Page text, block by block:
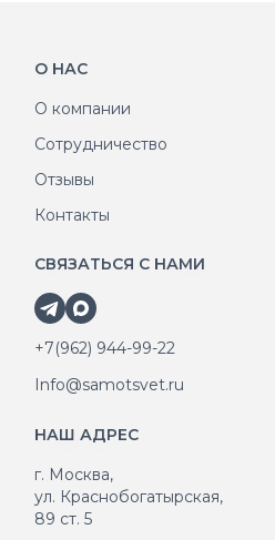
О НАС
О компании
Сотрудничество
Отзывы
Контакты
СВЯЗАТЬСЯ С НАМИ
+7(962) 944-99-22
Info@samotsvet.ru
НАШ АДРЕС
г. Москва,
ул. Краснобогатырская,
89 ст. 5